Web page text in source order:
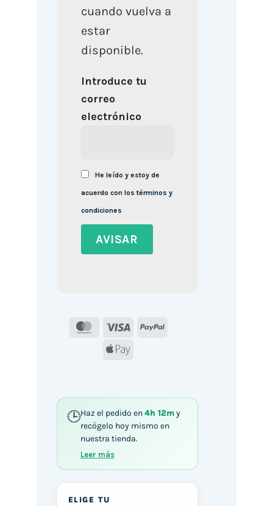
cuando vuelva a
estar
disponible.
Introduce tu
correo
electrónico
He leído y estoy de
acuerdo con lostérminos y
condiciones
MasterCard
Visa
PayPal
Apple
Haz el pedido en4h 12my
recógelo hoy mismo en
nuestra tienda.
Leer más
ELIGE TU